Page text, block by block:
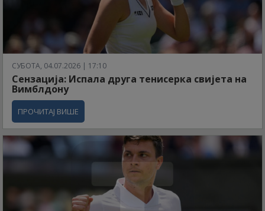
СУБОТА, 04.07.2026 | 17:10
Сензација: Испала друга тенисерка свијета на
Вимблдону
ПРОЧИТАЈ ВИШЕ